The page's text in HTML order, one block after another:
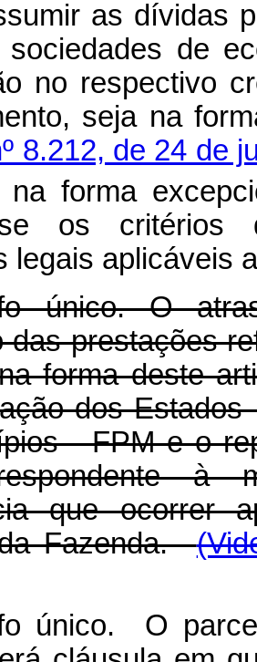
as dívidas
de
no respectivo
seja na
8.212, de 24 de
forma
se os
legais aplicáveis
único. O
das prestações
forma deste
dos
- FPM e o
à
que ocorrer
Fazenda.
único. O